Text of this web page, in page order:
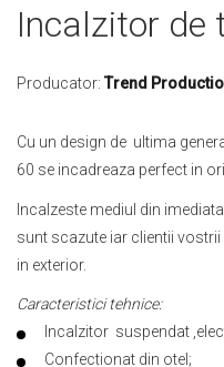
Incalzitor de
Producator: Trend
Cu un design de ultima
60 se incadreaza perfect in
Incalzeste mediul din
sunt scazute iar clientii
in exterior.
Caracteristici tehnice:
Incalzitor suspendat
Confectionat din otel;
Skip
to
beginning
images
gallery